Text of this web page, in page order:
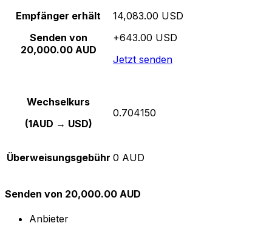
Empfänger erhält
Senden von
20,000.00 AUD
14,083.00 USD
+643.00 USD
Jetzt senden
Wechselkurs
(1AUD → USD)
0.704150
Überweisungsgebühr 0 AUD
Senden von 20,000.00 AUD
Anbieter